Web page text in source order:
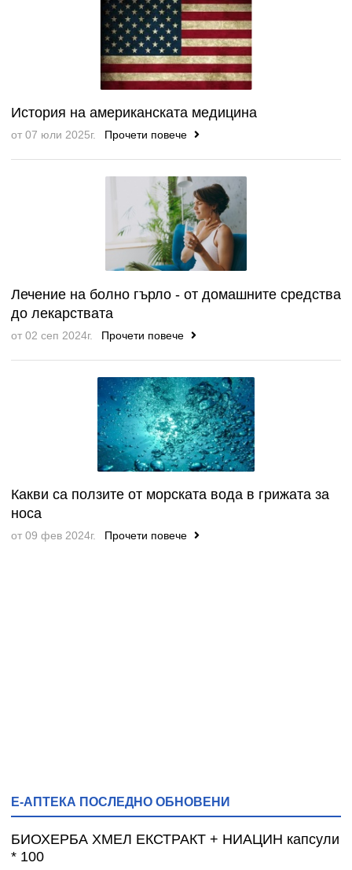
История на американската медицина
от 07 юли 2025г. Прочети повече
Лечение на болно гърло - от домашните средства
до лекарствата
от 02 сеп 2024г. Прочети повече
Какви са ползите от морската вода в грижата за
носа
от 09 фев 2024г. Прочети повече
Е-АПТЕКА ПОСЛЕДНО ОБНОВЕНИ
БИОХЕРБА ХМЕЛ ЕКСТРАКТ + НИАЦИН капсули
* 100